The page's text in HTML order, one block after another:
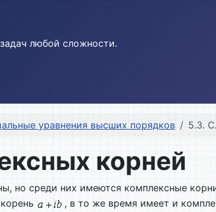
любой сложности.
уравнения высших порядков 5.3.
корней
но среди них имеются комплексные
, в то же время имеет и